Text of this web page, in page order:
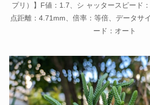
プリ）】F値：1.7、シ ャッタースピード
点距離：4.71mm、倍率：等倍、データサ
ード：オート